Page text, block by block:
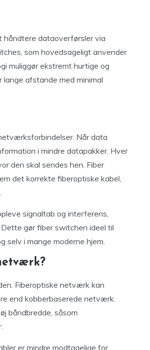
dataoverførsler via
som hovedsageligt anvender
muliggør ekstremt hurtige og
afstande med minimal
Når data
i mindre datapakker. Hver
den skal sendes hen. Fiber
det korrekte fiberoptiske kabel,
signaltab og interferens,
gør fiber switchen ideel til
selv i mange moderne hjem.
Fiberoptiske netværk kan
end kobberbaserede netværk.
båndbredde, såsom
er mindre modtagelige for